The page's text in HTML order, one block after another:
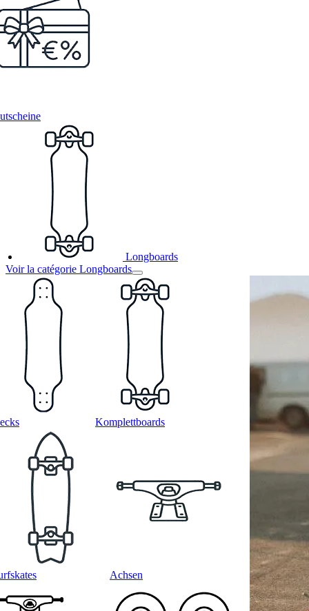
Longboards
Voir la catégorie Longboards
Komplettboards
Achsen